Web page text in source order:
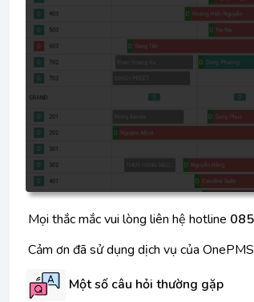
Mọi thắc mắc vui lòng liên hệ hotline
Cảm ơn đã sử dụng dịch vụ của
Một số câu hỏi thường gặp